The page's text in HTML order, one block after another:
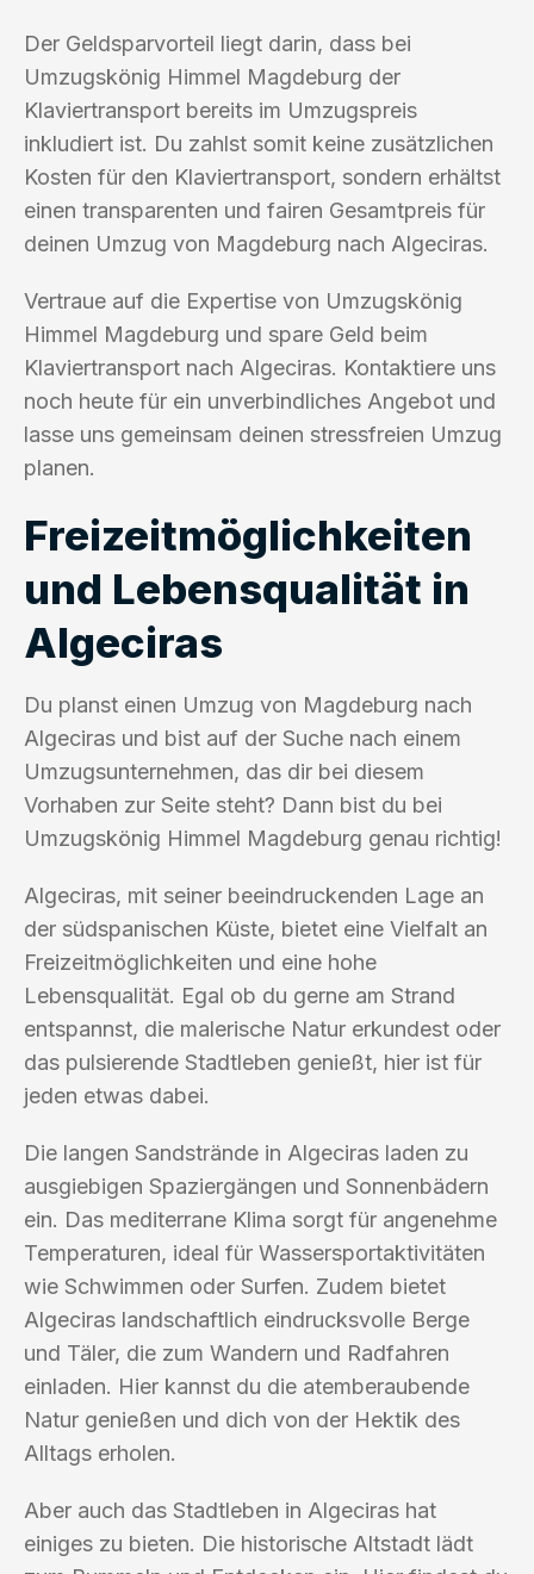
Der Geldsparvorteil liegt darin, dass bei
Umzugskönig Himmel Magdeburg der
Klaviertransport bereits im Umzugspreis
inkludiert ist. Du zahlst somit keine zusätzlichen
Kosten für den Klaviertransport, sondern erhältst
einen transparenten und fairen Gesamtpreis für
deinen Umzug von Magdeburg nach Algeciras.
Vertraue auf die Expertise von Umzugskönig
Himmel Magdeburg und spare Geld beim
Klaviertransport nach Algeciras. Kontaktiere uns
noch heute für ein unverbindliches Angebot und
lasse uns gemeinsam deinen stressfreien Umzug
planen.
Freizeitmöglichkeiten
und Lebensqualität in
Algeciras
Du planst einen Umzug von Magdeburg nach
Algeciras und bist auf der Suche nach einem
Umzugsunternehmen, das dir bei diesem
Vorhaben zur Seite steht? Dann bist du bei
Umzugskönig Himmel Magdeburg genau richtig!
Algeciras, mit seiner beeindruckenden Lage an
der südspanischen Küste, bietet eine Vielfalt an
Freizeitmöglichkeiten und eine hohe
Lebensqualität. Egal ob du gerne am Strand
entspannst, die malerische Natur erkundest oder
das pulsierende Stadtleben genießt, hier ist für
jeden etwas dabei.
Die langen Sandstrände in Algeciras laden zu
ausgiebigen Spaziergängen und Sonnenbädern
ein. Das mediterrane Klima sorgt für angenehme
Temperaturen, ideal für Wassersportaktivitäten
wie Schwimmen oder Surfen. Zudem bietet
Algeciras landschaftlich eindrucksvolle Berge
und Täler, die zum Wandern und Radfahren
einladen. Hier kannst du die atemberaubende
Natur genießen und dich von der Hektik des
Alltags erholen.
Aber auch das Stadtleben in Algeciras hat
einiges zu bieten. Die historische Altstadt lädt